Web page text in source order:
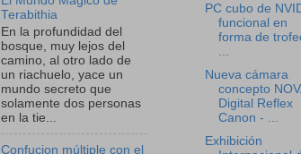
Terabithia
En la profundidad del
bosque, muy lejos del
camino, al otro lado de
un riachuelo, yace un
mundo secreto que
solamente dos personas
en la tie...
Confucion múltiple con el
PC cubo de
funcional en
forma de
...
Nueva cámara
concepto
Digital Reflex
Canon - ...
Exhibición